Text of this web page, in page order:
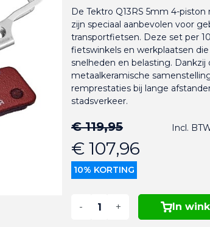
De Tektro Q13RS 5mm 4-
zijn speciaal aanbevolen voor
transportfietsen. Deze set per
fietswinkels en werkplaatsen
snelheden en belasting.
metaalkeramische
remprestaties bij lange
stadsverkeer.
€ 119,95
€ 107,96
10% KORTING
Incl.
- + In